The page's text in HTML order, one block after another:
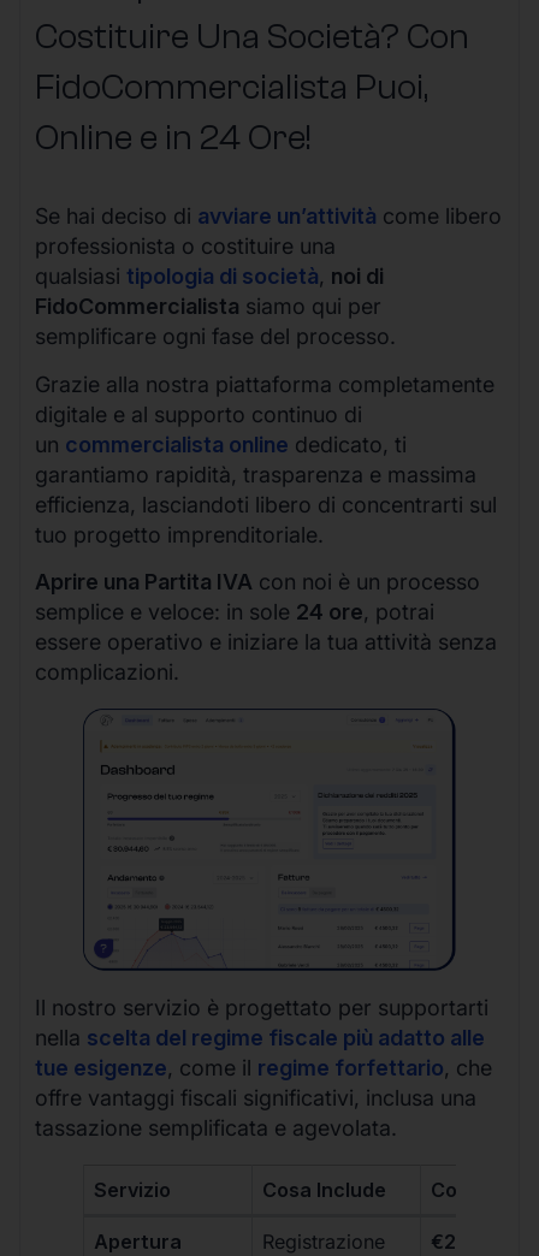
Costituire Una Società? Con
FidoCommercialista Puoi,
Online e in 24 Ore!
Se hai deciso di avviare un’attività come libero
professionista o costituire una
qualsiasi tipologia di società, noi di
FidoCommercialista siamo qui per
semplificare ogni fase del processo.
Grazie alla nostra piattaforma completamente
digitale e al supporto continuo di
un commercialista online dedicato, ti
garantiamo rapidità, trasparenza e massima
efficienza, lasciandoti libero di concentrarti sul
tuo progetto imprenditoriale.
Aprire una Partita IVA con noi è un processo
semplice e veloce: in sole 24 ore, potrai
essere operativo e iniziare la tua attività senza
complicazioni.
Il nostro servizio è progettato per supportarti
nella scelta del regime fiscale più adatto alle
tue esigenze, come il regime forfettario, che
offre vantaggi fiscali significativi, inclusa una
tassazione semplificata e agevolata.
Servizio Cosa Include Costo
Apertura
Registrazione
€264 +